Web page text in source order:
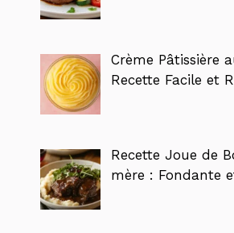
Crème Pâtissière
Recette Facile et
Recette Joue de
mère : Fondante